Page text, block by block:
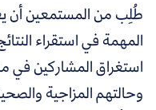
طُلِب من المستمعين أن
المهمة في استقراء
استغراق المشاركين في
وحالتهم المزاجية